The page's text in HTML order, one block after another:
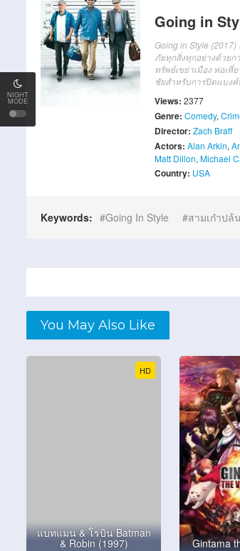
NIGHT
MODE
Going in
Going in Style
ภัยทุกสิ่งทุกอย่างด้วยก
ทรัพย์เขย่าเมือง ห่อเ
ชัยสำหรับการปิดแบง
Views: 2377
Genre: Comedy,
Director: Zach Braff
Actors: Alan Arkin,
Matt Dillon, Michael
Country: USA
Keywords: Going In Style สามเก๋าปล้
You May Also Like
HD
แบทแมน & โรบิน Batman
& Robin (1997) Gintama